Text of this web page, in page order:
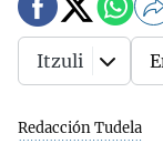
Redacción Tudela
Itzuli